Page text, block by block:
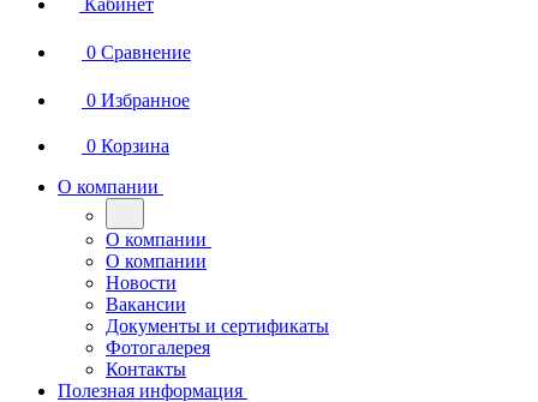
Кабинет
0 Сравнение
0 Избранное
0 Корзина
О компании
О компании
О компании
Новости
Вакансии
Документы и сертификаты
Фотогалерея
Контакты
Полезная информация